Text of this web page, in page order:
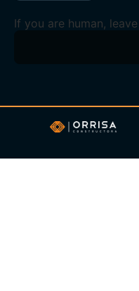
If you are human,